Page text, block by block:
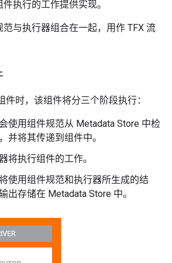
件执行的工作提供实现。
范与执行器组合在一起，用作 TFX 流
件时，该组件将分三个阶段执行：
使用组件规范从 Metadata Store 中检
并将其传递到组件中。
将执行组件的工作。
使用组件规范和执行器所生成的结
出存储在 Metadata Store 中。